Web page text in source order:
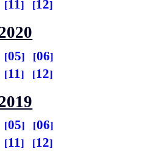
11 12
05
06
11 12
05
06
11 12